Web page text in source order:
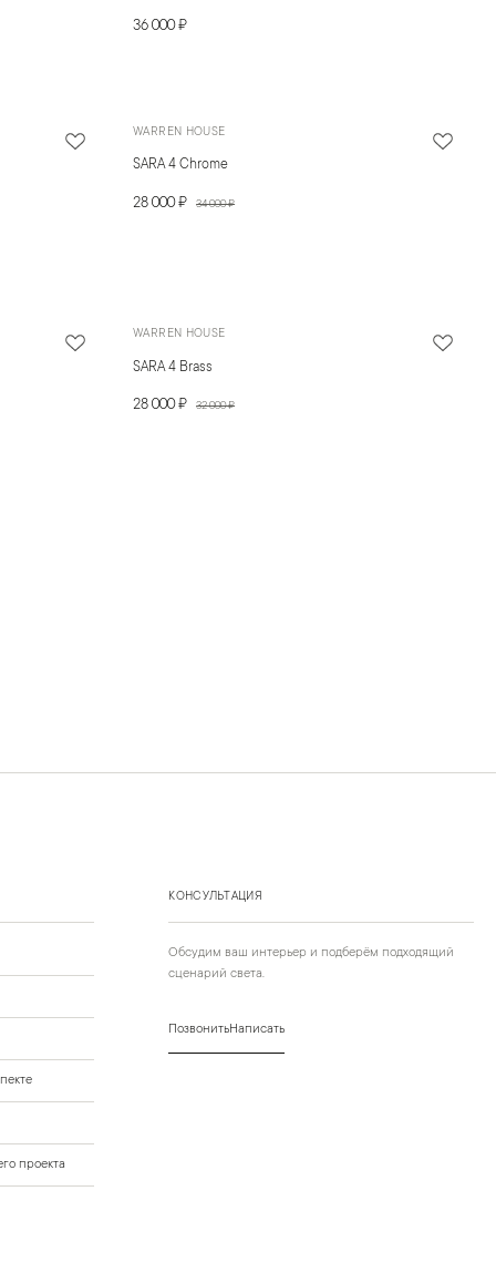
36 000 ₽
WARREN HOUSE
SARA 4 Chrome
28 000 ₽ 34 000 ₽
WARREN HOUSE
SARA 4 Brass
28 000 ₽ 32 000 ₽
КОНСУЛЬТАЦИЯ
Обсудим ваш интерьер и подберём подходящий
сценарий света.
ПозвонитьНаписать
проекта